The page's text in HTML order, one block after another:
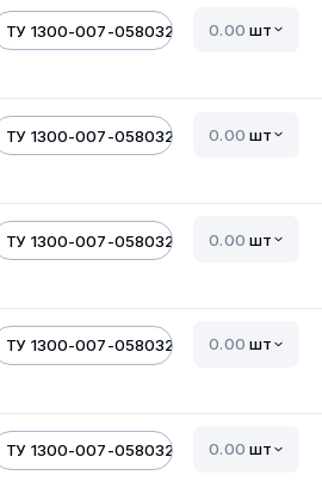
ТУ 1300-007-05803206-01 шт
ТУ 1300-007-05803206-01 шт
ТУ 1300-007-05803206-01 шт
ТУ 1300-007-05803206-01 шт
ТУ 1300-007-05803206-01 шт